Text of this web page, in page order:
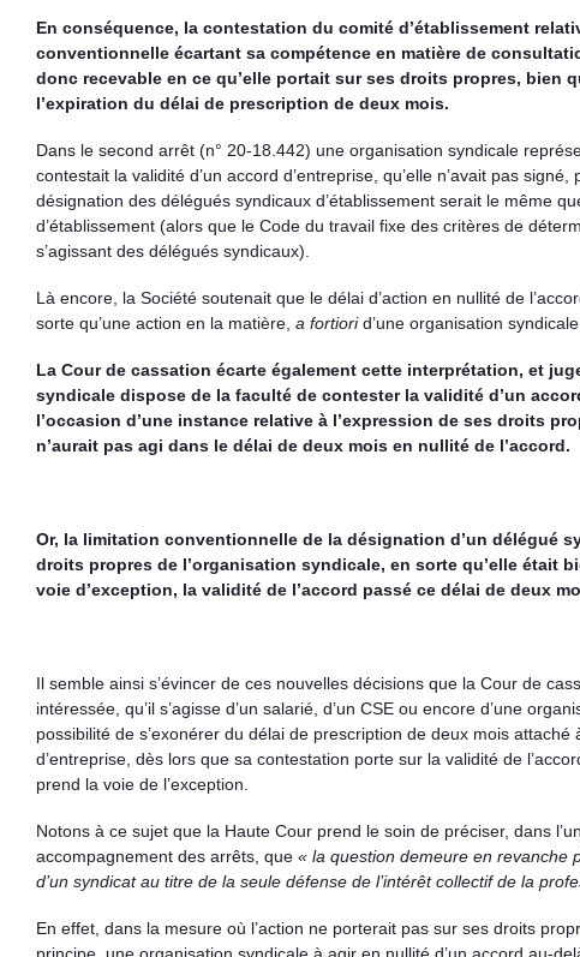
En conséquence, la contestation du comité d’établissement
conventionnelle écartant sa compétence en matière de
donc recevable en ce qu’elle portait sur ses droits propres, bien
l’expiration du délai de prescription de deux mois.
Dans le second arrêt (n° 20-18.442) une organisation syndicale
contestait la validité d’un accord d’entreprise, qu’elle n’avait pas
désignation des délégués syndicaux d’établissement serait le même
d’établissement (alors que le Code du travail fixe des critères de
s’agissant des délégués syndicaux).
Là encore, la Société soutenait que le délai d’action en nullité de
sorte qu’une action en la matière, a fortiorid’une organisation
La Cour de cassation écarte également cette interprétation, et
syndicale dispose de la faculté de contester la validité d’un
l’occasion d’une instance relative à l’expression de ses droits
n’aurait pas agi dans le délai de deux mois en nullité de l’accord.
Or, la limitation conventionnelle de la désignation d’un délégué
droits propres de l’organisation syndicale, en sorte qu’elle était
voie d’exception, la validité de l’accord passé ce délai de deux
Il semble ainsi s’évincer de ces nouvelles décisions que la Cour de
intéressée, qu’il s’agisse d’un salarié, d’un CSE ou encore d’une
possibilité de s’exonérer du délai de prescription de deux mois attaché
d’entreprise, dès lors que sa contestation porte sur la validité de
prend la voie de l’exception.
Notons à ce sujet que la Haute Cour prend le soin de préciser, dans
accompagnement des arrêts, que « la question demeure en revanche
d’un syndicat au titre de la seule défense de l’intérêt collectif de la
En effet, dans la mesure où l’action ne porterait pas sur ses droits